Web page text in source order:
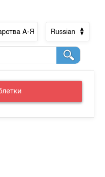
А-Я Russian